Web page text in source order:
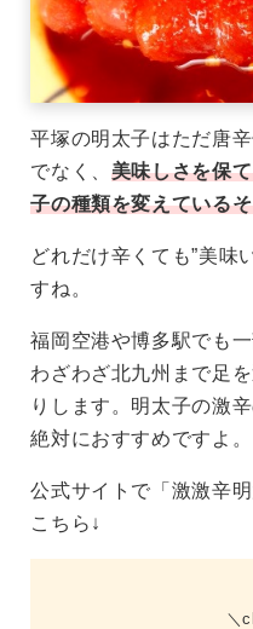
平塚の明太子はただ唐
でなく、 美味しさを保
子の種類を変えている
どれだけ辛くても”美味
すね。
福岡空港や博多駅でも
わざわざ北九州まで足
りします。明太子の激
絶対におすすめですよ。
公式サイトで「激激辛
こちら↓